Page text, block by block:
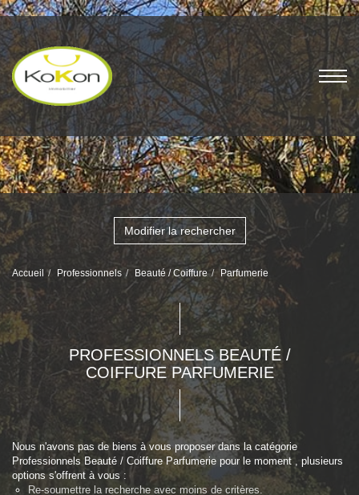
Modifier la rechercher
Accueil Professionnels Beauté / Coiffure Parfumerie
PROFESSIONNELS BEAUTÉ /
COIFFURE PARFUMERIE
Nous n'avons pas de biens à vous proposer dans la catégorie
Professionnels Beauté / Coiffure Parfumerie pour le moment , plusieurs
options s'offrent à vous :
Re-soumettre la recherche avec moins de critères.